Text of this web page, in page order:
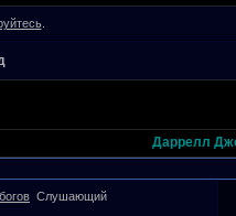
.
Даррелл
Слушающий